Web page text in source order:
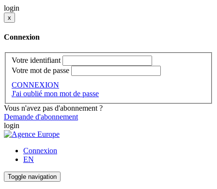
login
x
Connexion
Votre identifiant
Votre mot de passe
CONNEXION
J'ai oublié mon mot de passe
Vous n'avez pas d'abonnement ?
Demande d'abonnement
login
Connexion
EN
Toggle navigation